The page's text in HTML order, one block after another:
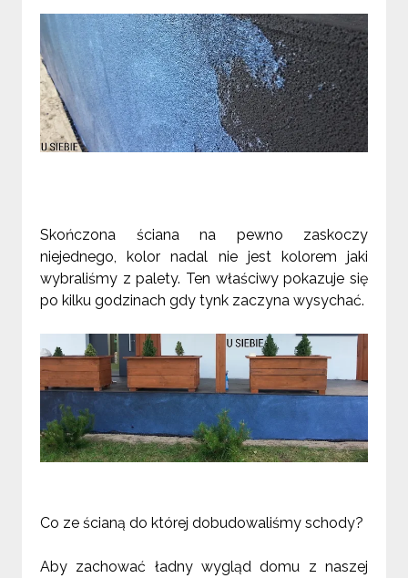
Skończona ściana na pewno zaskoczy
niejednego, kolor nadal nie jest kolorem jaki
wybraliśmy z palety. Ten właściwy pokazuje się
po kilku godzinach gdy tynk zaczyna wysychać.
Co ze ścianą do której dobudowaliśmy schody?
Aby zachować ładny wygląd domu z naszej